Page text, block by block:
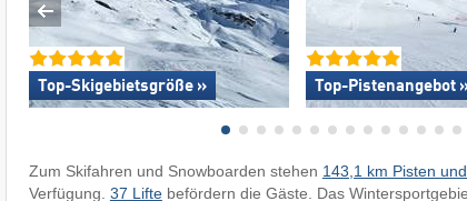
Top-Skigebietsgröße » Top-Pistenangebot
Zum Skifahren und Snowboarden stehen 143,1 km Pisten
Verfügung. 37 Liftebefördern die Gäste. Das